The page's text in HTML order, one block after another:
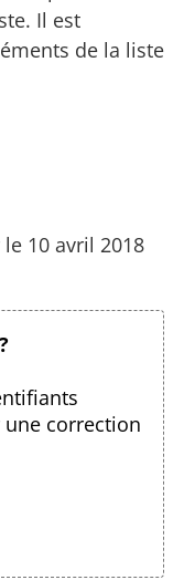
Il est
de la liste
10 avril 2018
correction